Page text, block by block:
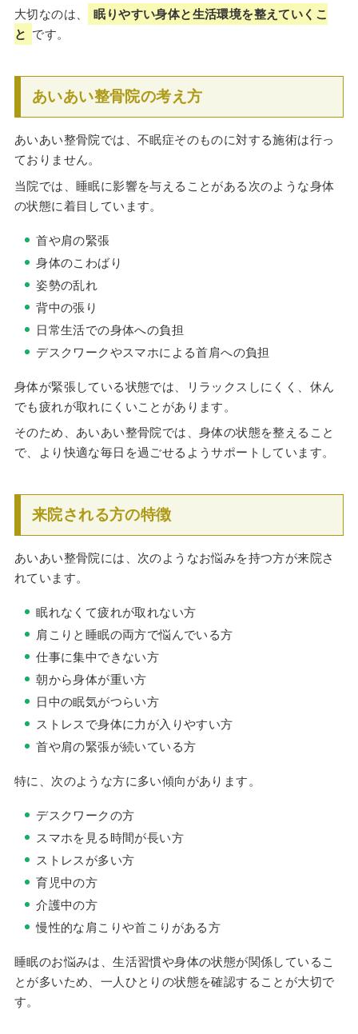
大切なのは、
眠りやすい身体と生活環境を整えていくこ
と です。
あいあい整骨院の考え方
あいあい整骨院では、不眠症そのものに対する施術は行っ
ておりません。
当院では、睡眠に影響を与えることがある次のような身体
の状態に着目しています。
首や肩の緊張
身体のこわばり
姿勢の乱れ
背中の張り
日常生活での身体への負担
デスクワークやスマホによる首肩への負担
身体が緊張している状態では、リラックスしにくく、休ん
でも疲れが取れにくいことがあります。
そのため、あいあい整骨院では、身体の状態を整えること
で、より快適な毎日を過ごせるようサポートしています。
来院される方の特徴
あいあい整骨院には、次のようなお悩みを持つ方が来院さ
れています。
眠れなくて疲れが取れない方
肩こりと睡眠の両方で悩んでいる方
仕事に集中できない方
朝から身体が重い方
日中の眠気がつらい方
ストレスで身体に力が入りやすい方
首や肩の緊張が続いている方
特に、次のような方に多い傾向があります。
デスクワークの方
スマホを見る時間が長い方
ストレスが多い方
育児中の方
介護中の方
慢性的な肩こりや首こりがある方
睡眠のお悩みは、生活習慣や身体の状態が関係しているこ
とが多いため、一人ひとりの状態を確認することが大切で
す。